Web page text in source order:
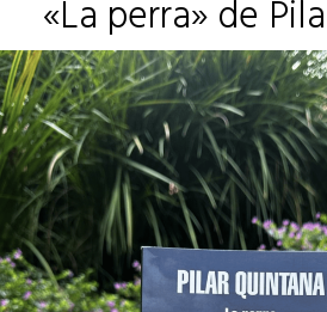
«La perra» de